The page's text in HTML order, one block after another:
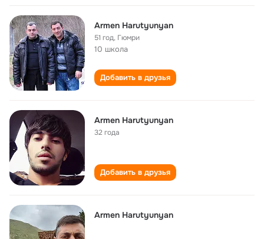
Armen Harutyunyan
51 год, Гюмри
10 школа
Добавить в друзья
Armen Harutyunyan
32 года
Добавить в друзья
Armen Harutyunyan